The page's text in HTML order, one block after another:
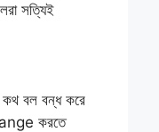
সত্যিই
কথ বল বন্ধ করে
করতে